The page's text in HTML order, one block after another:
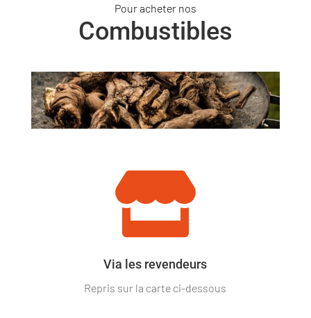
Pour acheter nos
Combustibles

Via les revendeurs
Repris sur la carte ci-dessous